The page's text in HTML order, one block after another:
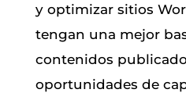
y optimizar sitios
tengan una mejor
contenidos
oportunidades de